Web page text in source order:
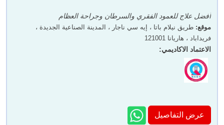
دكتور. هيمانت مخيجة
أفضل علاج للعمود الفقري والسرطان وجراحة العظام
موقع: طريق نيلام باتا ، إيه سي ناجار ، المدينة الصناعية الجديدة ،
فريداباد ، هاريانا 121001
الاعتماد الاكاديمي:
عرض التفاصيل